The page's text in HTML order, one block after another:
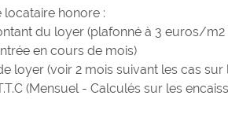
honore :
du loyer (plafonné à 3 euros/
en cours de mois)
loyer (voir 2 mois suivant les cas
(Mensuel - Calculés sur les